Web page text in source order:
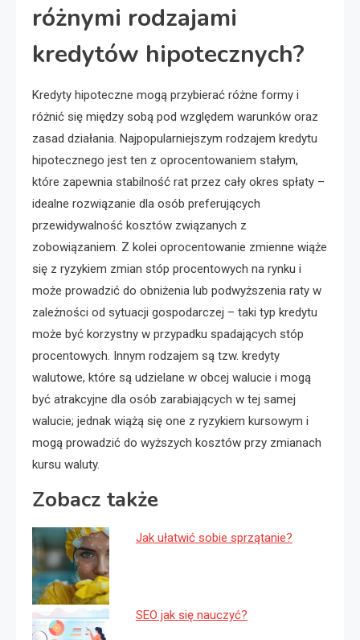
różnymi rodzajami
kredytów hipotecznych?
Kredyty hipoteczne mogą przybierać różne formy i
różnić się między sobą pod względem warunków oraz
zasad działania. Najpopularniejszym rodzajem kredytu
hipotecznego jest ten z oprocentowaniem stałym,
które zapewnia stabilność rat przez cały okres spłaty –
idealne rozwiązanie dla osób preferujących
przewidywalność kosztów związanych z
zobowiązaniem. Z kolei oprocentowanie zmienne wiąże
się z ryzykiem zmian stóp procentowych na rynku i
może prowadzić do obniżenia lub podwyższenia raty w
zależności od sytuacji gospodarczej – taki typ kredytu
może być korzystny w przypadku spadających stóp
procentowych. Innym rodzajem są tzw. kredyty
walutowe, które są udzielane w obcej walucie i mogą
być atrakcyjne dla osób zarabiających w tej samej
walucie; jednak wiążą się one z ryzykiem kursowym i
mogą prowadzić do wyższych kosztów przy zmianach
kursu waluty.
Zobacz także
Jak ułatwić sobie sprzątanie?
SEO jak się nauczyć?